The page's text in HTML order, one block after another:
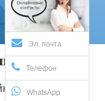
Эл. почта
Телефон
WhatsApp
пайки